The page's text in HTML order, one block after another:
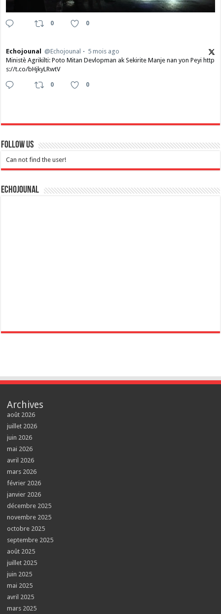
0 0
Echojounal @Echojounal
5 mois ago
Ministè Agrikilti: Poto Mitan Devlopman ak Sekirite Manje nan yon Peyi http
s://t.co/bHjkyLRwtV
0 0
Follow Us
Can not find the user!
Echojounal
Archives
août 2026
juillet 2026
juin 2026
mai 2026
avril 2026
mars 2026
février 2026
janvier 2026
décembre 2025
novembre 2025
octobre 2025
septembre 2025
août 2025
juillet 2025
juin 2025
mai 2025
avril 2025
mars 2025